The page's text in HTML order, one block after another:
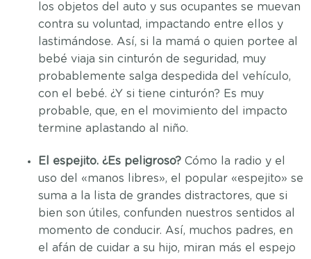
los objetos del auto y sus ocupantes se muevan
contra su voluntad, impactando entre ellos y
lastimándose. Así, si la mamá o quien portee al
bebé viaja sin cinturón de seguridad, muy
probablemente salga despedida del vehículo,
con el bebé. ¿Y si tiene cinturón? Es muy
probable, que, en el movimiento del impacto
termine aplastando al niño.
El espejito. ¿Es peligroso? Cómo la radio y el
uso del «manos libres», el popular «espejito» se
suma a la lista de grandes distractores, que si
bien son útiles, confunden nuestros sentidos al
momento de conducir. Así, muchos padres, en
el afán de cuidar a su hijo, miran más el espejo